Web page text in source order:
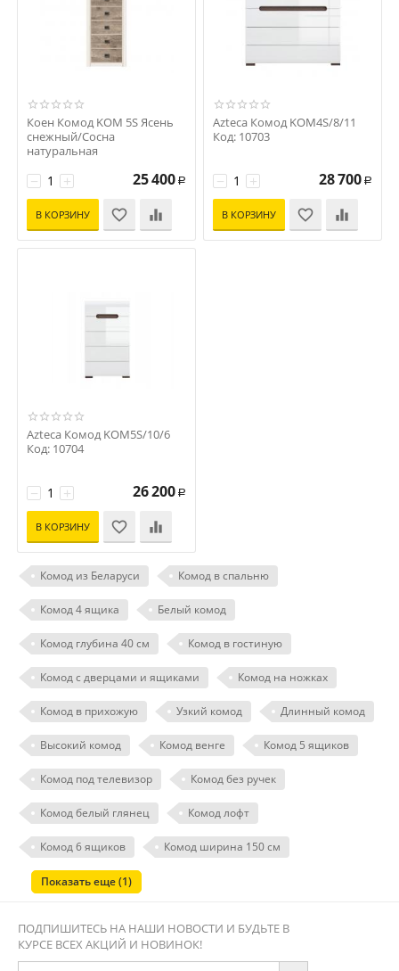
Коен Комод KOM 5S Ясень
снежный/Сосна
натуральная
+
− 25 400 Р
В КОРЗИНУ
Azteca Комод KOM4S/8/11
Код: 10703
+
− 28 700 Р
В КОРЗИНУ
Azteca Комод KOM5S/10/6
Код: 10704
+
− 26 200 Р
В КОРЗИНУ
Комод из Беларуси Комод в спальню
Комод 4 ящика Белый комод
Комод глубина 40 см Комод в гостиную
Комод с дверцами и ящиками Комод на ножках
Комод в прихожую Узкий комод Длинный комод
Высокий комод Комод венге Комод 5 ящиков
Комод под телевизор Комод без ручек
Комод белый глянец Комод лофт
Комод 6 ящиков Комод ширина 150 см
Показать еще (1)
ПОДПИШИТЕСЬ НА НАШИ НОВОСТИ И БУДЬТЕ В
КУРСЕ ВСЕХ АКЦИЙ И НОВИНОК!